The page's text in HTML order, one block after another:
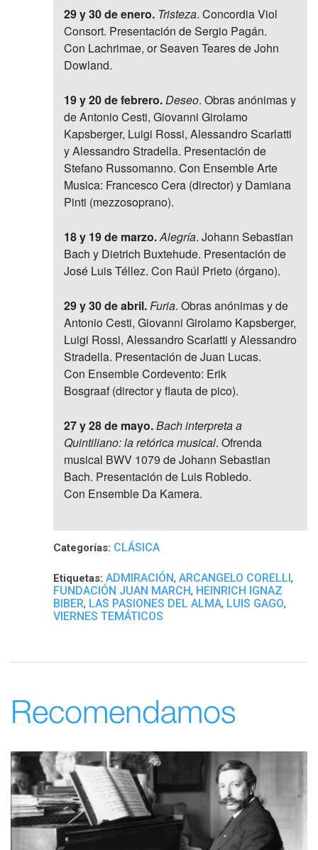
29 y 30 de enero. Tristeza. Concordia Viol
Consort. Presentación de Sergio Pagán.
Con Lachrimae, or Seaven Teares de John
Dowland.
19 y 20 de febrero.Deseo. Obras anónimas y
de Antonio Cesti, Giovanni Girolamo
Kapsberger, Luigi Rossi, Alessandro Scarlatti
y Alessandro Stradella. Presentación de
Stefano Russomanno. Con Ensemble Arte
Musica: Francesco Cera (director) y Damiana
Pinti (mezzosoprano).
18 y 19 de marzo.Alegría. Johann Sebastian
Bach y Dietrich Buxtehude. Presentación de
José Luis Téllez. Con Raúl Prieto (órgano).
29 y 30 de abril.Furia. Obras anónimas y de
Antonio Cesti, Giovanni Girolamo Kapsberger,
Luigi Rossi, Alessandro Scarlatti y Alessandro
Stradella. Presentación de Juan Lucas.
Con Ensemble Cordevento: Erik
Bosgraaf (director y flauta de pico).
27 y 28 de mayo.Bach interpreta a
Quintiliano: la retórica musical. Ofrenda
musical BWV 1079 de Johann Sebastian
Bach. Presentación de Luis Robledo.
Con Ensemble Da Kamera.
Categorías: CLÁSICA
Etiquetas: ADMIRACIÓN, ARCANGELO CORELLI,
FUNDACIÓN JUAN MARCH, HEINRICH IGNAZ
BIBER, LAS PASIONES DEL ALMA, LUIS GAGO,
VIERNES TEMÁTICOS
Recomendamos